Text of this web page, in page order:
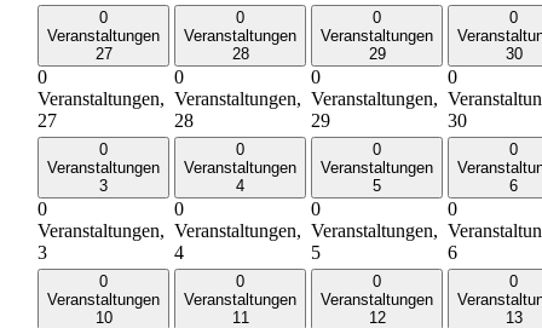
0
Veranstaltungen
27
0
Veranstaltungen,
27
0
Veranstaltungen
28
0
Veranstaltungen,
28
0
Veranstaltungen
29
0
Veranstaltungen,
29
0
30
0
30
0
Veranstaltungen
3
0
Veranstaltungen,
3
0
Veranstaltungen
4
0
Veranstaltungen,
4
0
Veranstaltungen
5
0
Veranstaltungen,
5
0
6
0
6
0
Veranstaltungen
10
0
Veranstaltungen
11
0
Veranstaltungen
12
0
13